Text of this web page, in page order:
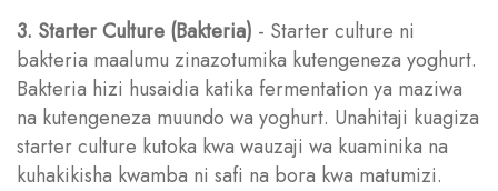
3. Starter Culture (Bakteria) - Starter culture ni
bakteria maalumu zinazotumika kutengeneza yoghurt.
Bakteria hizi husaidia katika fermentation ya maziwa
na kutengeneza muundo wa yoghurt. Unahitaji kuagiza
starter culture kutoka kwa wauzaji wa kuaminika na
kuhakikisha kwamba ni safi na bora kwa matumizi.